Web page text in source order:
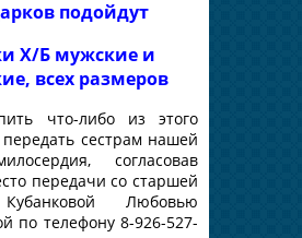
подойдут
Х/Б мужские и
всех размеров
что-либо из этого
сестрам нашей
согласовав
передачи со старшей
Любовью
по телефону 8-926-527-